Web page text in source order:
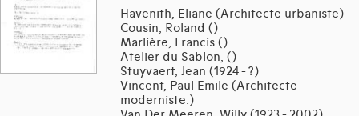
Havenith, Eliane (Architecte urbaniste)
Cousin, Roland ()
Marlière, Francis ()
Atelier du Sablon, ()
Stuyvaert, Jean (1924 - ?)
Vincent, Paul Emile (Architecte
moderniste.)